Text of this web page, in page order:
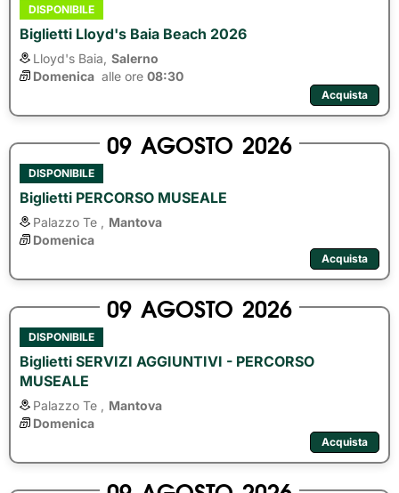
DISPONIBILE
Biglietti Lloyd's Baia Beach 2026
Lloyd's Baia, Salerno
Domenica alle ore 08:30
Acquista
09 AGOSTO 2026
DISPONIBILE
Biglietti PERCORSO MUSEALE
Palazzo Te ,
Mantova
Domenica
Acquista
09 AGOSTO 2026
DISPONIBILE
Biglietti SERVIZI AGGIUNTIVI - PERCORSO
MUSEALE
Palazzo Te ,
Mantova
Domenica
Acquista